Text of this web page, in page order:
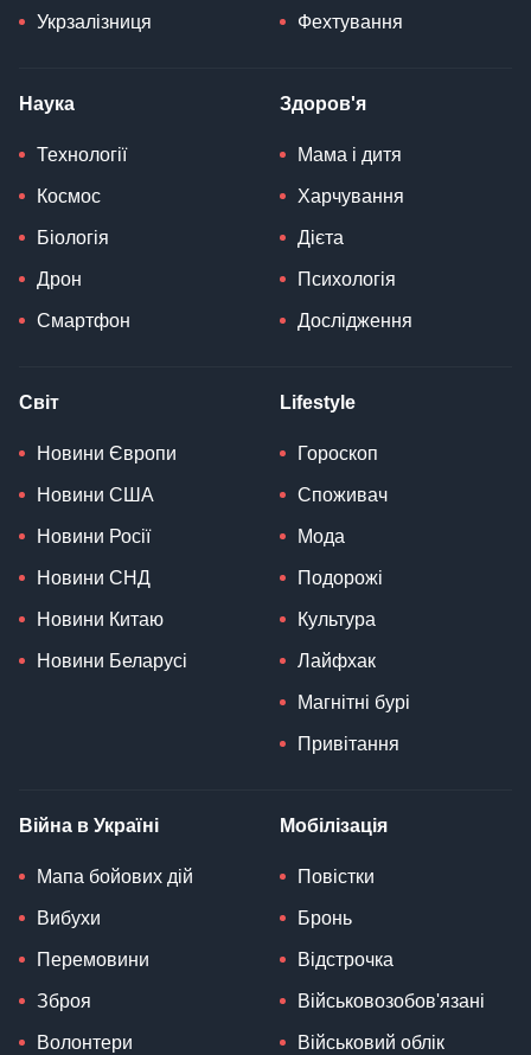
Укрзалізниця Фехтування
Наука
Технології
Космос
Біологія
Дрон
Смартфон
Здоров'я
Мама і дитя
Харчування
Дієта
Психологія
Дослідження
Світ
Новини Європи
Новини США
Новини Росії
Новини СНД
Новини Китаю
Новини Беларусі
Lifestyle
Гороскоп
Споживач
Мода
Подорожі
Культура
Лайфхак
Магнітні бурі
Привітання
Війна в Україні
Мапа бойових дій
Вибухи
Перемовини
Зброя
Волонтери
Мобілізація
Повістки
Бронь
Відстрочка
Військовозобов'язані
Військовий облік